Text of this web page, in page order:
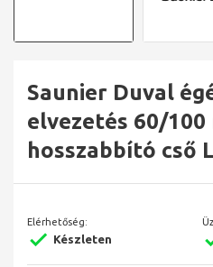
Saunier Duval
elvezetés 60/100
hosszabbító cső
Elérhetőség:
Készleten